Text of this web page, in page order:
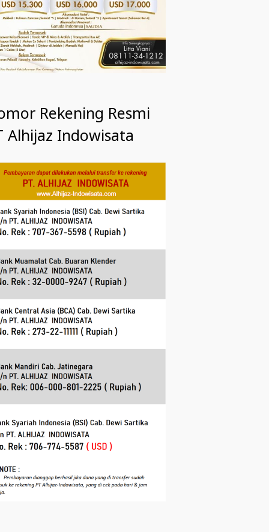
Rekening Resmi
Alhijaz Indowisata